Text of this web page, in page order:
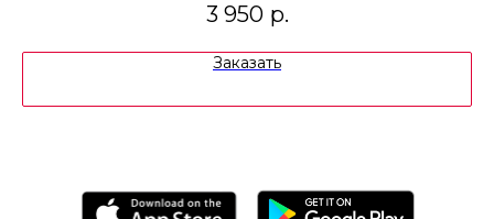
3 950 р.
Заказать